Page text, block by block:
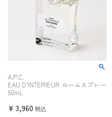
A.P.C.
EAU D'INTERIEUR ルームスプレー
50mL
¥ 3,960 税込